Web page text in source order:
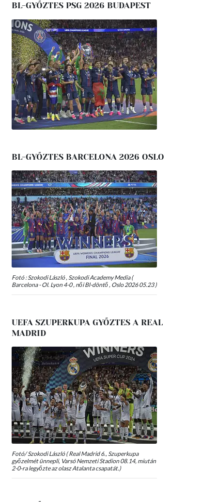
BL-GYŐZTES PSG 2026 BUDAPEST
BL-GYŐZTES BARCELONA 2026 OSLO
Fotó : Szokodi László , Szokodi Academy Media (
Barcelona - Ol. Lyon 4-0 , női Bl-döntő , Oslo 2026 05.23 )
UEFA SZUPERKUPA GYŐZTES A REAL
MADRID
Fotó/ Szokodi László ( Real Madrid 6., Szuperkupa
győzelmét ünnepli, Varsó Nemzeti Stadion 08.14, miután
2-0-ra legyőzte az olasz Atalanta csapatát.)